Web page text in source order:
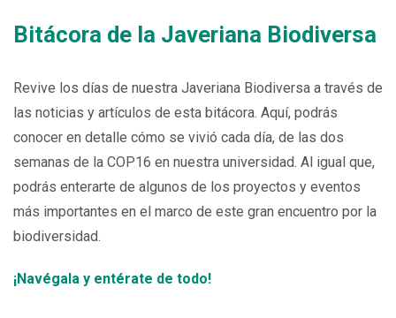
Bitácora de la Javeriana Biodiversa
Revive los días de nuestra Javeriana Biodiversa a través de
las noticias y artículos de esta bitácora. Aquí, podrás
conocer en detalle cómo se vivió cada día, de las dos
semanas de la COP16 en nuestra universidad. Al igual que,
podrás enterarte de algunos de los proyectos y eventos
más importantes en el marco de este gran encuentro por la
biodiversidad.
¡Navégala y entérate de todo!